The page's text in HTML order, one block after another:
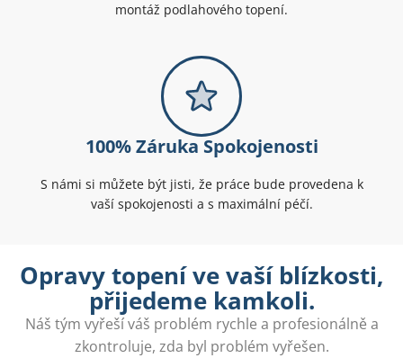
montáž podlahového topení.
100% Záruka Spokojenosti
S námi si můžete být jisti, že práce bude provedena k
vaší spokojenosti a s maximální péčí.
Opravy topení ve vaší blízkosti,
přijedeme kamkoli.
Náš tým vyřeší váš problém rychle a profesionálně a
zkontroluje, zda byl problém vyřešen.